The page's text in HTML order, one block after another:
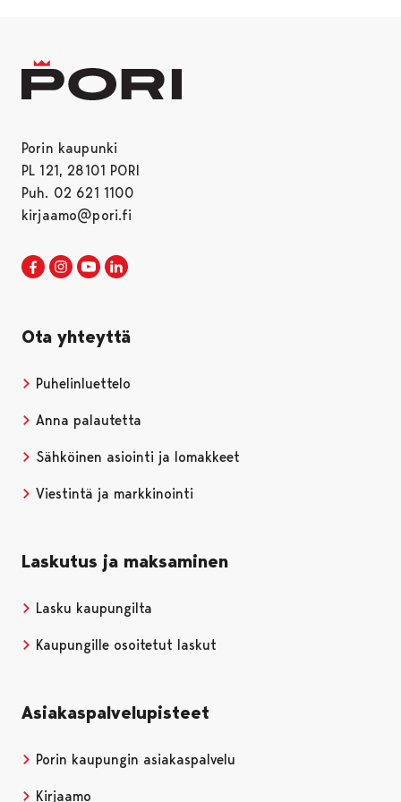
Porin kaupunki
PL 121, 28101 PORI
Puh. 02 621 1100
kirjaamo@pori.fi
Porin kaupunki Facebookissa
Avautuu uudessa välilehdessä
Porin kaupunki Instagramissa
Avautuu uudessa välilehdessä
Porin kaupunki Youtubessa
Avautuu uudessa välilehdessä
Ota yhteyttä
Puhelinluettelo
Anna palautetta
Sähköinen asiointi ja lomakkeet
Viestintä ja markkinointi
Laskutus ja maksaminen
Lasku kaupungilta
Kaupungille osoitetut laskut
Asiakaspalvelupisteet
Porin kaupungin asiakaspalvelu
Kirjaamo